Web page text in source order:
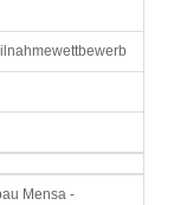
Mensa -